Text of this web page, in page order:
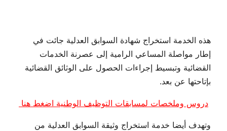
هذه الخدمة استخراج شهادة السوابق العدلية جائت في
إطار مواصلة المساعي الرامية إلى عصرنة الخدمات
القضائية وتبسيط إجراءات الحصول على الوثائق القضائية
بإتاحتها عن بعد.
دروس وملخصات لمسابقات التوظيف الوطنية اضغط هنا
وتهدف أيضا خدمة استخراج وثيقة السوابق العدلية من